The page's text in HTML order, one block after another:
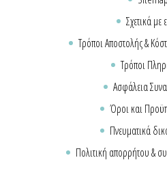
Σχετικά με
Τρόποι Αποστολής &
Τρόποι
Ασφάλεια
Όροι και
Πνευματικά
Πολιτική απορρήτου &